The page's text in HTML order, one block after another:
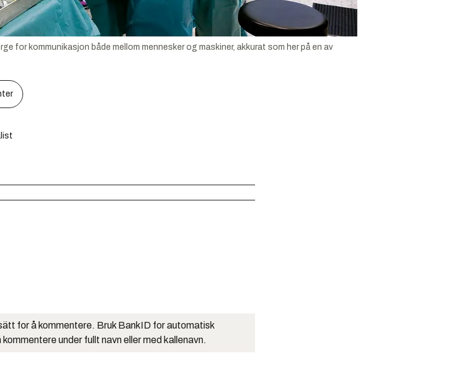
for kommunikasjon både mellom mennesker og maskiner, akkurat som her på en av
for å kommentere. Bruk BankID for automatisk
under fullt navn eller med kallenavn.